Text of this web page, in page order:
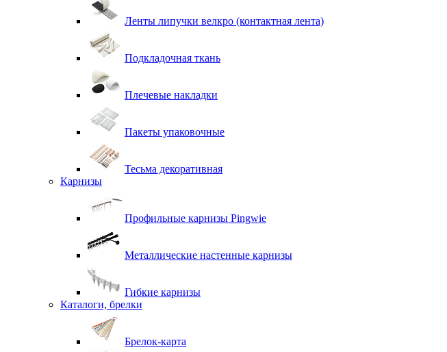
Ленты липучки велкро (контактная лента)
Подкладочная ткань
Плечевые накладки
Пакеты упаковочные
Тесьма декоративная
Карнизы
Профильные карнизы Pingwie
Металлические настенные карнизы
Гибкие карнизы
Каталоги, брелки
Брелок-карта